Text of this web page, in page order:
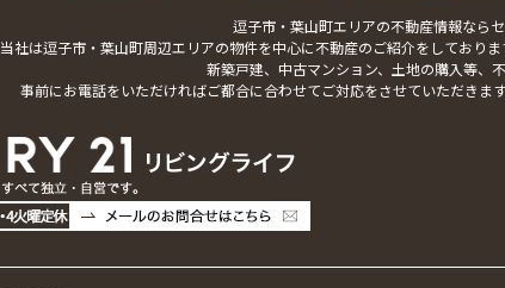
逗子市・葉山町エリアの不動産情報なら
当社は逗子市・葉山町周辺エリアの物件を中心に不動産のご紹介をしており
新築戸建、中古マンション、土地の購入等、
事前にお電話をいただければご都合に合わせてご対応をさせていただきま